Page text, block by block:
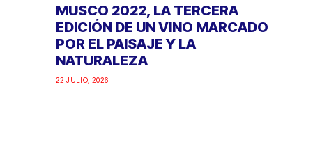
MUSCO 2022, LA TERCERA
EDICIÓN DE UN VINO MARCADO
POR EL PAISAJE Y LA
NATURALEZA
22 JULIO, 2026